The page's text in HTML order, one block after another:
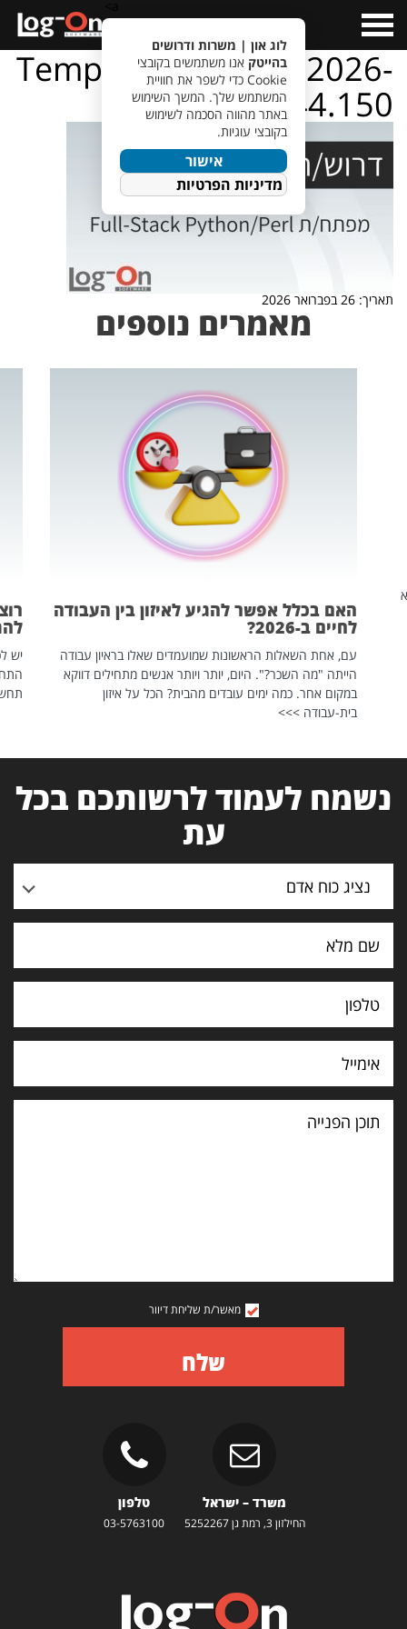
Menu
TempletJobsWeb – 2026-
02-26T115644.150
תאריך: 26 בפברואר 2026
מאמרים נוספים
האם בכלל אפשר להגיע לאיזון בין העבודה
לחיים ב-2026?
עם, אחת השאלות הראשונות שמועמדים שאלו בראיון עבודה
הייתה "מה השכר?". היום, יותר ויותר אנשים מתחילים דווקא
במקום אחר. כמה ימים עובדים מהבית? הכל על איזון
בית-עבודה >>>
יש
נשמח לעמוד לרשותכם בכל
עת
נציג כוח אדם
תוכן
הפנייה
מאשר/ת שליחת דיוור
שלח
משרד – ישראל
החילזון 3, רמת גן 5252267
טלפון
03-5763100
לוג און | משרות ודרושים
בהייטק אנו משתמשים בקובצי
Cookie כדי לשפר את חוויית
המשתמש שלך. המשך השימוש
באתר מהווה הסכמה לשימוש
בקובצי עוגיות.
אישור
מדיניות הפרטיות